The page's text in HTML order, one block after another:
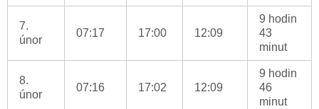
7.
únor
07:17 17:00 12:09
9 hodin
43
minut
8.
únor
07:16 17:02 12:09
9 hodin
46
minut